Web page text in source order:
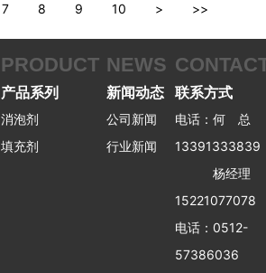
7 8 9 10 > >>
PRODUCT
产品系列
消泡剂
填充剂
NEWS
新闻动态
公司新闻
行业新闻
联系方式
电话：何 总
13391333839
杨经理
15221077078
电话：0512-
57386036